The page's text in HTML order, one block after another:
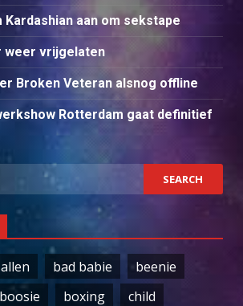
Kardashian aan om sekstape
weer vrijgelaten
Broken Veteran alsnog offline
Rotterdam gaat definitief
allen bad babie
beenie
boosie boxing
child